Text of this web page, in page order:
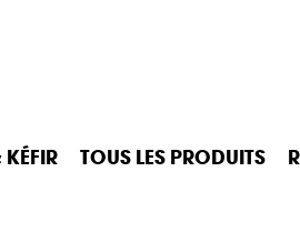
TOUS LES PRODUITS